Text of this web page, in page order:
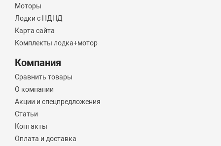
Моторы
Лодки с НДНД
Карта сайта
Комплекты лодка+мотор
Компания
Сравнить товары
О компании
Акции и спецпредложения
Статьи
Контакты
Оплата и доставка